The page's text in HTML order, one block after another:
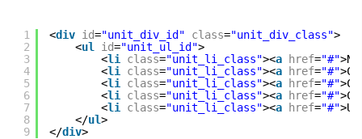
1
2
3
4
5
6
7
8
9
<div id="unit_div_id" class="unit_div_class">
<ul id="unit_ul_id">
<li class="unit_li_class"><a href="#"
<li class="unit_li_class"><a href="#"
<li class="unit_li_class"><a href="#"
<li class="unit_li_class"><a href="#"
<li class="unit_li_class"><a href="#"
</ul>
</div>